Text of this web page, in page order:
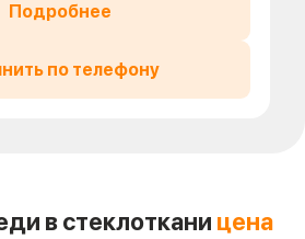
Подробнее
по телефону
в стеклоткани цена